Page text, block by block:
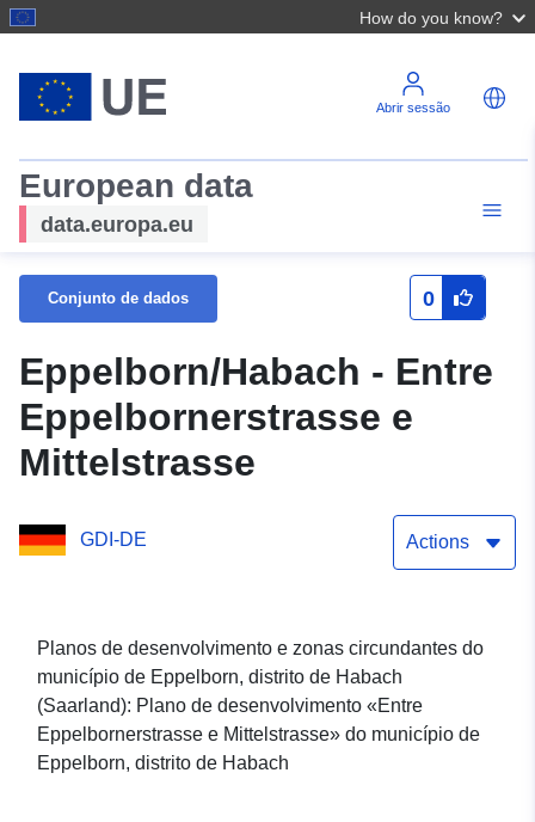
How do you know?
Abrir sessão
European data
data.europa.eu
Conjunto de dados 0
Eppelborn/Habach - Entre
Eppelbornerstrasse e
Mittelstrasse
GDI-DE Actions
Planos de desenvolvimento e zonas circundantes do
município de Eppelborn, distrito de Habach
(Saarland): Plano de desenvolvimento «Entre
Eppelbornerstrasse e Mittelstrasse» do município de
Eppelborn, distrito de Habach